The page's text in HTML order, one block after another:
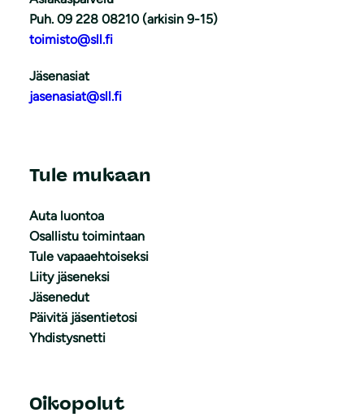
Puh. 09 228 08210 (arkisin 9-15)
toimisto@sll.fi
Jäsenasiat
jasenasiat@sll.fi
Tule mukaan
Auta luontoa
Osallistu toimintaan
Tule vapaaehtoiseksi
Liity jäseneksi
Jäsenedut
Päivitä jäsentietosi
Yhdistysnetti
Oikopolut